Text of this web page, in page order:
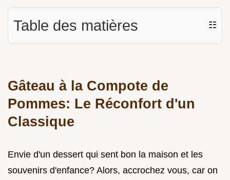
Table des matières ☷
Gâteau à la Compote de
Pommes: Le Réconfort d'un
Classique
Envie d'un dessert qui sent bon la maison et les
souvenirs d'enfance? Alors, accrochez vous, car on